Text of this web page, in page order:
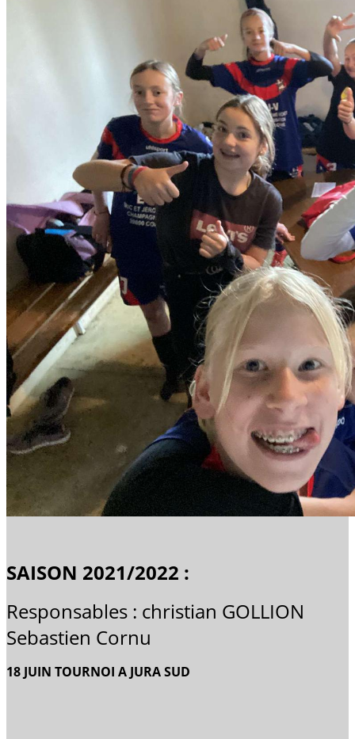
SAISON 2021/2022 :
Responsables : christian GOLLION
Sebastien Cornu
18 JUIN TOURNOI A JURA SUD